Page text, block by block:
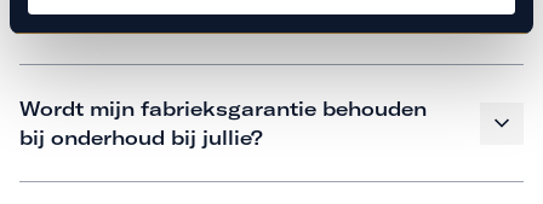
Is vervangend vervoer mogelijk?
Wordt mijn fabrieksgarantie behouden
bij onderhoud bij jullie?